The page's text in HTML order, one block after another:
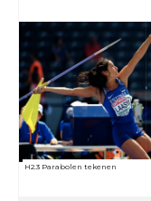
H2.3 Parabolen tekenen